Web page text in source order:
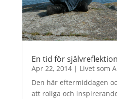
En tid för självreflektion
Apr 22, 2014| Livet som
Den här eftermiddagen
att roliga och